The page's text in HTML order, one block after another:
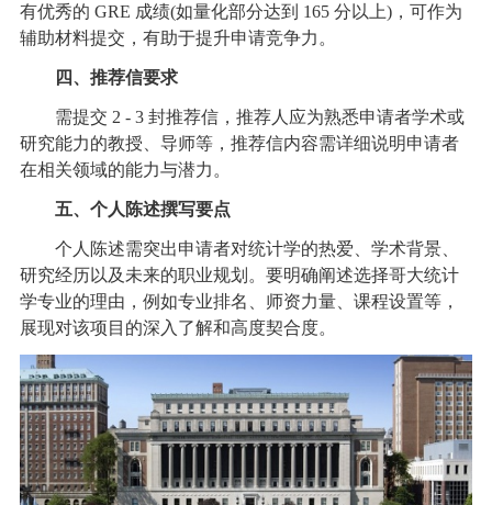
有优秀的 GRE 成绩(如量化部分达到 165 分以上)，可作为
辅助材料提交，有助于提升申请竞争力。
四、推荐信要求
需提交 2 - 3 封推荐信，推荐人应为熟悉申请者学术或
研究能力的教授、导师等，推荐信内容需详细说明申请者
在相关领域的能力与潜力。
五、个人陈述撰写要点
个人陈述需突出申请者对统计学的热爱、学术背景、
研究经历以及未来的职业规划。要明确阐述选择哥大统计
学专业的理由，例如专业排名、师资力量、课程设置等，
展现对该项目的深入了解和高度契合度。